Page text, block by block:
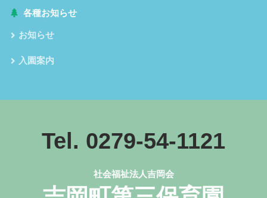
各種お知らせ
お知らせ
入園案内
Tel. 0279-54-1121
社会福祉法人吉岡会